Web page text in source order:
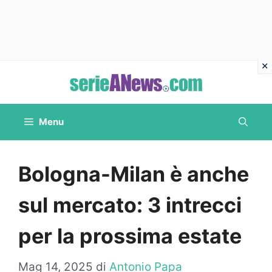
contenuto
Menu
Bologna-Milan è anche
sul mercato: 3 intrecci
per la prossima estate
Mag 14, 2025 di Antonio Papa